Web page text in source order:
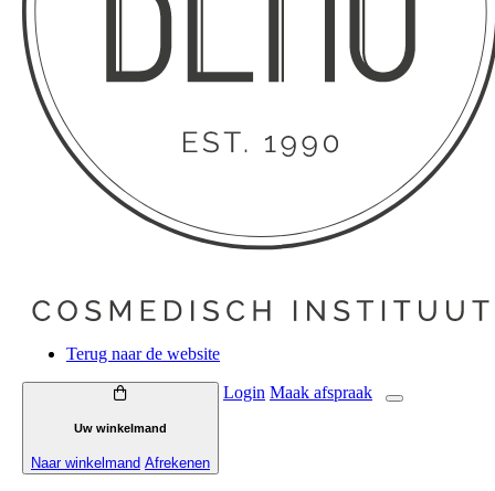
Terug naar de website
Uw winkelmand
Naar winkelmand Afrekenen
Login Maak afspraak